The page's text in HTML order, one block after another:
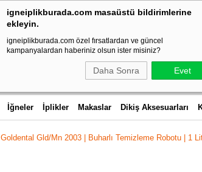
igneiplikburada.com masaüstü bildirimlerine
ekleyin.
igneiplikburada.com özel fırsatlardan ve güncel
kampanyalardan haberiniz olsun ister misiniz?
Daha Sonra Evet
İğneler İplikler Makaslar Dikiş Aksesuarları
Goldental Gld/Mn 2003 | Buharlı Temizleme Robotu | 1